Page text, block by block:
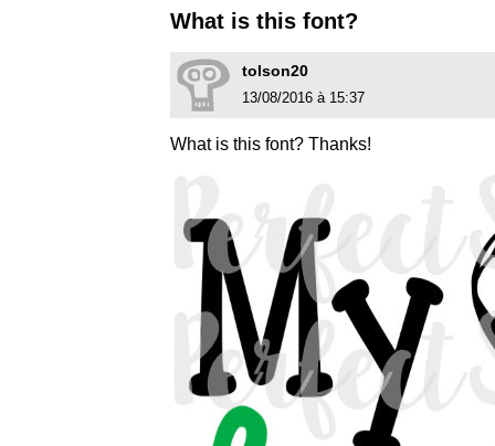
What is this font?
tolson20
13/08/2016 à 15:37
What is this font? Thanks!